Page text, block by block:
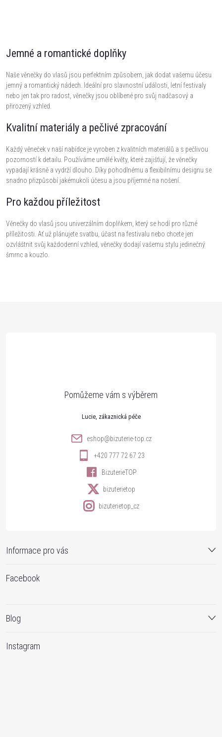
v
l
á
d
a
c
í
p
v
k
Jemné a romantické doplňky
Naše věnečky do vlasů jsou perfektním způsobem, jak dodat vašemu účesu
jemný a romantický nádech. Ideální pro slavnostní události, letní festivaly
nebo jen tak pro radost, věnečky jsou oblíbené pro svůj nadčasový a
přirozený vzhled.
Kvalitní materiály a pečlivé zpracování
Každý věneček v naší nabídce je vyroben z kvalitních materiálů a s pečlivou
pozorností k detailu. Používáme umělé květy, které zajišťují, že věnečky
vypadají krásně a vydrží dlouho. Díky pohodlnému a flexibilnímu designu se
snadno přizpůsobí jakémukoli účesu a jsou příjemné na nošení.
Pro každou příležitost
Věnečky do vlasů jsou univerzálním doplňkem, který se hodí pro různé
příležitosti. Ať už plánujete svatbu, účast na festivalu nebo chcete jen
ozvláštnit svůj každodenní vzhled, věnečky dodají vašemu stylu jedinečný
šmrnc a kouzlo.
Informace pro vás
Lucie
eshop@bizuterie-top.cz
+420 777 72 67 23
BizuterieTOP
bizuterietop
bizuterietop_cz
Facebook
Blog
Instagram